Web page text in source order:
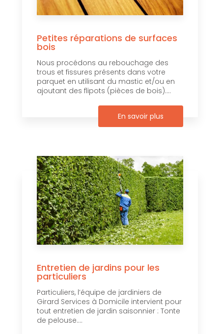
Petites réparations de surfaces
bois
Nous procédons au rebouchage des
trous et fissures présents dans votre
parquet en utilisant du mastic et/ou en
ajoutant des flipots (pièces de bois)....
En savoir plus
Entretien de jardins pour les
particuliers
Particuliers, l’équipe de jardiniers de
Girard Services à Domicile intervient pour
tout entretien de jardin saisonnier : Tonte
de pelouse....